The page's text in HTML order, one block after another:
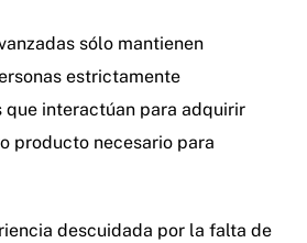
sólo mantienen
estrictamente
que interactúan para adquirir
producto necesario para
descuidada por la falta de